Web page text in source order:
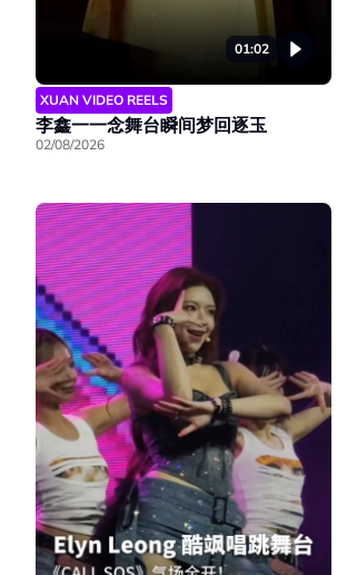
01:02
XUAN VIDEO REELS
李鑫一一念舞台瞬间梦回逐玉
02/08/2026